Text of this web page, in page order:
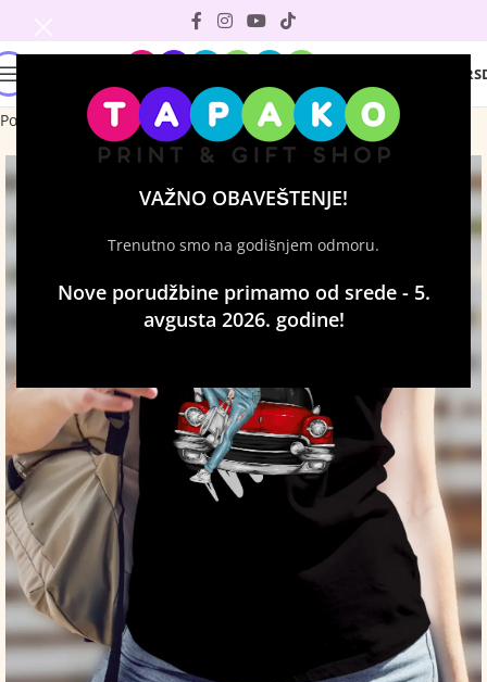
VAŽNO OBAVEŠTENJE!
Trenutno smo na godišnjem odmoru.
Nove porudžbine primamo od srede - 5.
avgusta 2026. godine!
Početna Majice sa štampom Ženske majice